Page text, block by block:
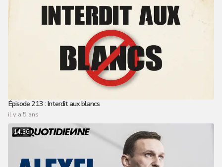
Épisode 213 : Interdit aux blancs
il y a 5 ans
14:36